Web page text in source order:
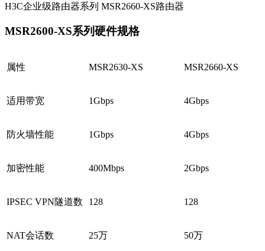
H3C企业级路由器系列 MSR2660-XS路由器
MSR2600-XS系列硬件规格
属性 MSR2630-XS MSR2660-XS
适用带宽 1Gbps 4Gbps
防火墙性能 1Gbps 4Gbps
加密性能 400Mbps 2Gbps
IPSEC VPN隧道数 128 128
NAT会话数 25万 50万